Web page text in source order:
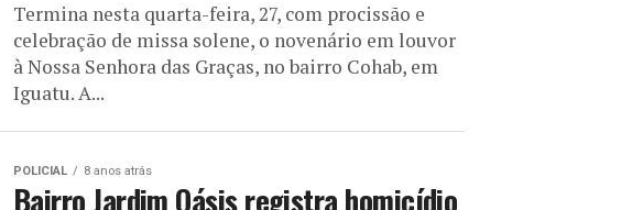
Termina nesta quarta-feira, 27, com procissão e
celebração de missa solene, o novenário em louvor
à Nossa Senhora das Graças, no bairro Cohab, em
Iguatu. A...
POLICIAL 8 anos atrás
Bairro Jardim Oásis registra homicídio